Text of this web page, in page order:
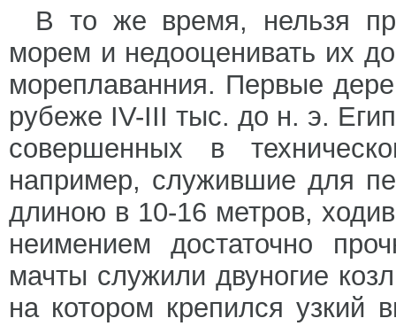
В то же время, нельзя
морем и недооценивать их
мореплаванния. Первые
рубеже IV-III тыс. до н. э.
совершенных в
например, служившие для
длиною в 10-16 метров,
неимением достаточно
мачты служили двуногие
на котором крепился узкий